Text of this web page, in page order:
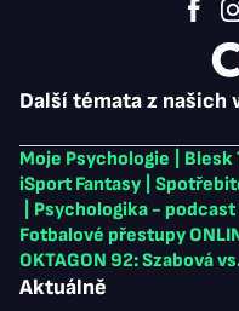
Další témata z našich
Moje Psychologie Blesk
iSport Fantasy
Psychologika -
Fotbalové přestupy
OKTAGON 92: Szabová
Aktuálně